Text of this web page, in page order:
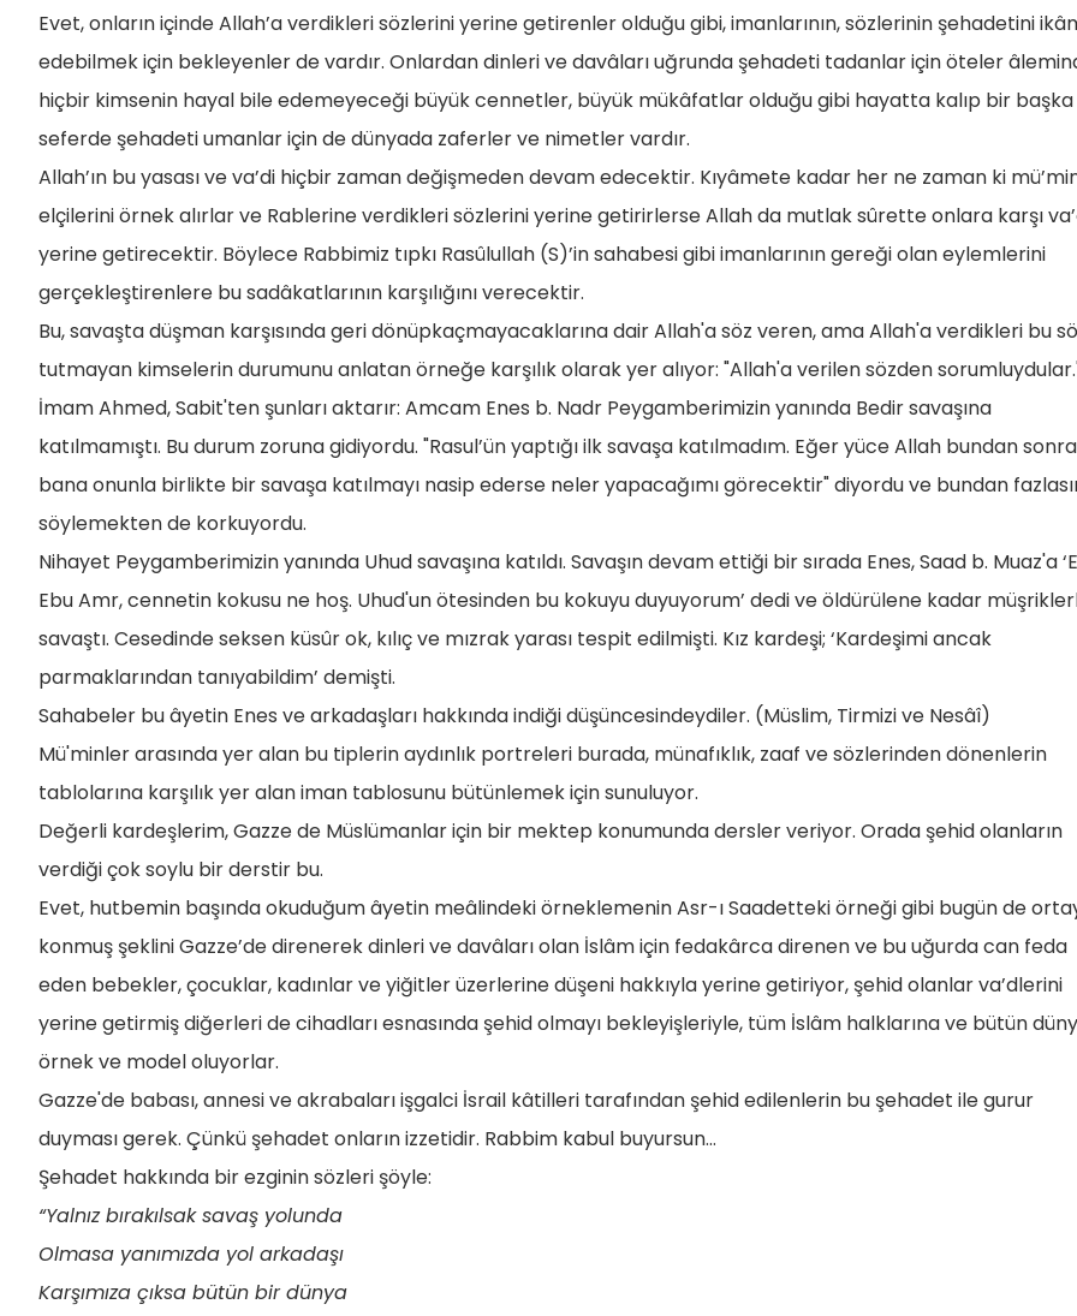
Evet, onların içinde Allah’a verdikleri sözlerini yerine getirenler olduğu gibi, imanlarının, sözlerinin şehadetini
edebilmek için bekleyenler de vardır. Onlardan dinleri ve davâları uğrunda şehadeti tadanlar için öteler
hiçbir kimsenin hayal bile edemeyeceği büyük cennetler, büyük mükâfatlar olduğu gibi hayatta kalıp bir başka
seferde şehadeti umanlar için de dünyada zaferler ve nimetler vardır.
Allah’ın bu yasası ve va’di hiçbir zaman değişmeden devam edecektir. Kıyâmete kadar her ne zaman ki
elçilerini örnek alırlar ve Rablerine verdikleri sözlerini yerine getirirlerse Allah da mutlak sûrette onlara karşı
yerine getirecektir. Böylece Rabbimiz tıpkı Rasûlullah (S)’in sahabesi gibi imanlarının gereği olan eylemlerini
gerçekleştirenlere bu sadâkatlarının karşılığını verecektir.
Bu, savaşta düşman karşısında geri dönüpkaçmayacaklarına dair Allah'a söz veren, ama Allah'a verdikleri bu
tutmayan kimselerin durumunu anlatan örneğe karşılık olarak yer alıyor: "Allah'a verilen sözden
İmam Ahmed, Sabit'ten şunları aktarır: Amcam Enes b. Nadr Peygamberimizin yanında Bedir savaşına
katılmamıştı. Bu durum zoruna gidiyordu. "Rasul’ün yaptığı ilk savaşa katılmadım. Eğer yüce Allah bundan sonra
bana onunla birlikte bir savaşa katılmayı nasip ederse neler yapacağımı görecektir" diyordu ve bundan
söylemekten de korkuyordu.
Nihayet Peygamberimizin yanında Uhud savaşına katıldı. Savaşın devam ettiği bir sırada Enes, Saad b. Muaz'a
Ebu Amr, cennetin kokusu ne hoş. Uhud'un ötesinden bu kokuyu duyuyorum’ dedi ve öldürülene kadar
savaştı. Cesedinde seksen küsûr ok, kılıç ve mızrak yarası tespit edilmişti. Kız kardeşi; ‘Kardeşimi ancak
parmaklarından tanıyabildim’ demişti.
Sahabeler bu âyetin Enes ve arkadaşları hakkında indiği düşüncesindeydiler. (Müslim, Tirmizi ve Nesâî)
Mü'minler arasında yer alan bu tiplerin aydınlık portreleri burada, münafıklık, zaaf ve sözlerinden dönenlerin
tablolarına karşılık yer alan iman tablosunu bütünlemek için sunuluyor.
Değerli kardeşlerim, Gazze de Müslümanlar için bir mektep konumunda dersler veriyor. Orada şehid olanların
verdiği çok soylu bir derstir bu.
Evet, hutbemin başında okuduğum âyetin meâlindeki örneklemenin Asr-ı Saadetteki örneği gibi bugün de
konmuş şeklini Gazze’de direnerek dinleri ve davâları olan İslâm için fedakârca direnen ve bu uğurda can feda
eden bebekler, çocuklar, kadınlar ve yiğitler üzerlerine düşeni hakkıyla yerine getiriyor, şehid olanlar va’dlerini
yerine getirmiş diğerleri de cihadları esnasında şehid olmayı bekleyişleriyle, tüm İslâm halklarına ve bütün
örnek ve model oluyorlar.
Gazze'de babası, annesi ve akrabaları işgalci İsrail kâtilleri tarafından şehid edilenlerin bu şehadet ile gurur
duyması gerek. Çünkü şehadet onların izzetidir. Rabbim kabul buyursun…
Şehadet hakkında bir ezginin sözleri şöyle:
“Yalnız bırakılsak savaş yolunda
Olmasa yanımızda yol arkadaşı
Karşımıza çıksa bütün bir dünya